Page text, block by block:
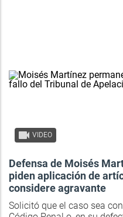
VIDEO
Defensa de Moisés
piden aplicación de
considere agravante
Solicitó que el caso sea